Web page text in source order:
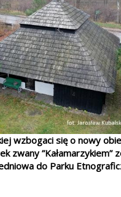
wzbogaci się o nowy
zwany ”Kałamarzykiem”
do Parku